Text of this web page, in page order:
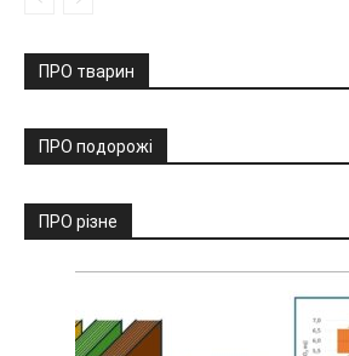
ПРО тварин
ПРО подорожі
ПРО різне